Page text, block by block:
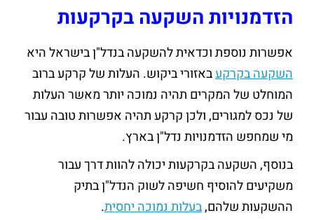
הזדמנויות השקעה בקרקעות
אפשרות נוספת וכדאית להשקעה בנדל"ן בישראל היא
השקעה בקרקעבאזורי ביקוש. העלות של קרקע ברוב
המוחלט של המקרים תהיה נמוכה יותר מאשר העלות
של נכס למגורים, ולכן קרקע תהיה אפשרות טובה עבור
מי שמחפש הזדמנויות נדל"ן בארץ.
בנוסף, השקעה בקרקעות יכולה להוות דרך עבור
משקיעים להוסיף חשיפה לשוק הנדל"ן בתיק
ההשקעות שלהם,בעלות נמוכה יחסית.